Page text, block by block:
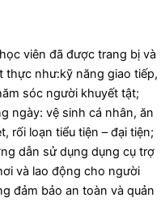
viên đã được trang bị và
thực như:kỹ năng giao tiếp,
sóc người khuyết tật;
ngày: vệ sinh cá nhân, ăn
rối loạn tiểu tiện – đại tiện;
dẫn sử dụng dụng cụ trợ
và lao động cho người
đảm bảo an toàn và quản